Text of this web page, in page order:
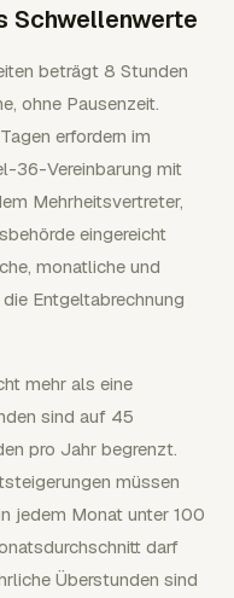
Schwellenwerte
beträgt 8 Stunden
ohne Pausenzeit.
erfordern im
36-Vereinbarung mit
Mehrheitsvertreter,
eingereicht
monatliche und
Entgeltabrechnung
mehr als eine
sind auf 45
pro Jahr begrenzt.
müssen
jedem Monat unter 100
darf
Überstunden sind